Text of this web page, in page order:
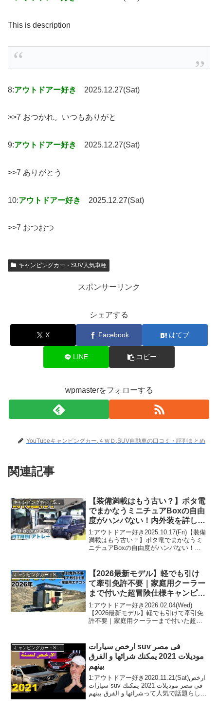
This is description
8:アウトドアー好き 2025.12.27(Sat)
>>7 おつかれ。いつもありがと
9:アウトドアー好き 2025.12.27(Sat)
>>7 ありがとう
10:アウトドアー好き 2025.12.27(Sat)
>>7 おつおつ
キャンピングカー・SUV人気車種
スポンサーリンク
シェアする
X Facebook はてブ
LINE コピー
wpmasterをフォローする
YouTubeキャンピングカー,４ＷＤ,SUV自動車の口コミ・評判まとめ
関連記事
キャンピングカー・SUV人気車種
【装備満載はもう古い？】ポタ電
でまかなうミニチュアBoxの自由
度がハンパない！内外装を詳しく
レビュー【岡モータース】
1:アウトドアー好き2025.10.17(Fri)【装備
満載はもう古い？】ポタ電でまかなうミ
ニチュアBoxの自由度がハンパない！内
で！！2:アウトドアー好き2025.10...
キャンピングカー・SUV人気車種
【2026最新モデル】軽でも引け
て牽引免許不要｜家庭用クーラー
まで付いた超冒険仕様キャンピン
グトレーラー"ノマドア"が凄い！
徹底紹介します！
1:アウトドアー好き2026.02.04(Wed)
【2026最新モデル】軽でも引けて牽引免
許不要｜家庭用クーラーまで付いた超冒
話題らしいぞ、見逃さないで！！2:アウ
ト...
ارخص سيارات suv فى مصر
موديلات 2021 يمكنك شرائها و الفرق
بينهم
1:アウトドアー好き2020.11.21(Sat)ارخص
سيارات suv فى مصر موديلات 2021 يمكنك
شرائها و الفرق بينهمって人気で話題らしい